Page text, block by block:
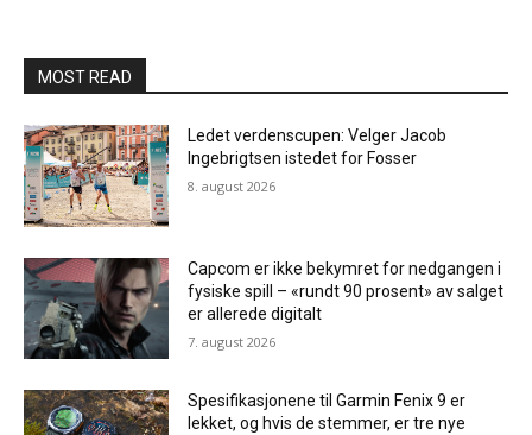
MOST READ
Ledet verdenscupen: Velger Jacob
Ingebrigtsen istedet for Fosser
8. august 2026
Capcom er ikke bekymret for nedgangen i
fysiske spill – «rundt 90 prosent» av salget
er allerede digitalt
7. august 2026
Spesifikasjonene til Garmin Fenix ​​9 er
lekket, og hvis de stemmer, er tre nye